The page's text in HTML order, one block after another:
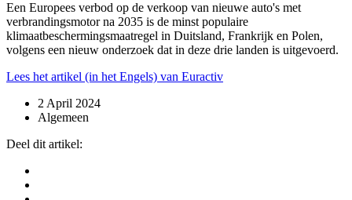
Een Europees verbod op de verkoop van nieuwe auto's met
verbrandingsmotor na 2035 is de minst populaire
klimaatbeschermingsmaatregel in Duitsland, Frankrijk en Polen,
volgens een nieuw onderzoek dat in deze drie landen is uitgevoerd.
Lees het artikel (in het Engels) van Euractiv
2 April 2024
Algemeen
Deel dit artikel: